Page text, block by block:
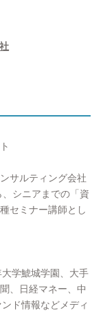
サルティング会社
シニアまでの「資
セミナー講師とし
学鯱城学園、大手
、日経マネー、中
ド情報などメディ